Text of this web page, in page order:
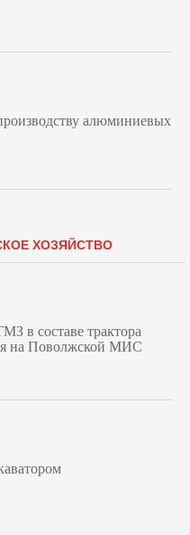
алюминиевых
ХОЗЯЙСТВО
в составе трактора
на Поволжской МИС